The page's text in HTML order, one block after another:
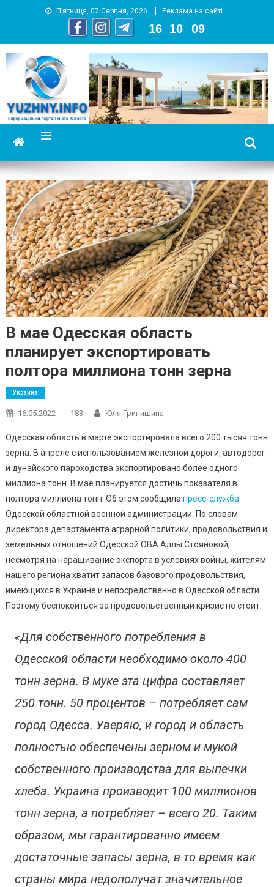
П’ятниця, 07 Серпня, 2026 Реклама на сайті
16 10 10
YUZHNY.INFO
информационный портал города Южный
В мае Одесская область
планирует экспортировать
полтора миллиона тонн зерна
Украина
16.05.2022 183 Юля Гринишина
Одесская область в марте экспортировала всего 200 тысяч тонн
зерна. В апреле с использованием железной дороги, автодорог
и дунайского пароходства экспортировано более одного
миллиона тонн. В мае планируется достичь показателя в
полтора миллиона тонн. Об этом сообщила пресс-служба
Одесской областной военной администрации. По словам
директора департамента аграрной политики, продовольствия и
земельных отношений Одесской ОВА Аллы Стояновой,
несмотря на наращивание экспорта в условиях войны, жителям
нашего региона хватит запасов базового продовольствия,
имеющихся в Украине и непосредственно в Одесской области.
Поэтому беспокоиться за продовольственный кризис не стоит.
«Для собственного потребления в
Одесской области необходимо около 400
тонн зерна. В муке эта цифра составляет
250 тонн. 50 процентов – потребляет сам
город Одесса. Уверяю, и город и область
полностью обеспечены зерном и мукой
собственного производства для выпечки
хлеба. Украина производит 100 миллионов
тонн зерна, а потребляет – всего 20. Таким
образом, мы гарантированно имеем
достаточные запасы зерна, в то время как
страны мира недополучат значительное